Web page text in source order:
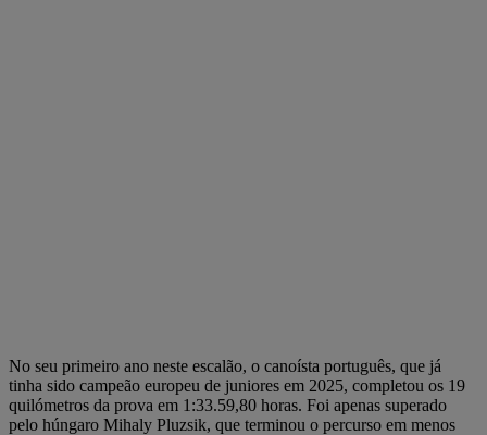
No seu primeiro ano neste escalão, o canoísta português, que já
tinha sido campeão europeu de juniores em 2025, completou os 19
quilómetros da prova em 1:33.59,80 horas. Foi apenas superado
pelo húngaro Mihaly Pluzsik, que terminou o percurso em menos